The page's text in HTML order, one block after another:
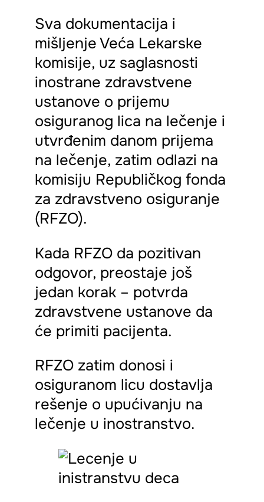
Sva dokumentacija i
mišljenje Veća Lekarske
komisije, uz saglasnosti
inostrane zdravstvene
ustanove o prijemu
osiguranog lica na lečenje i
utvrđenim danom prijema
na lečenje, zatim odlazi na
komisiju Republičkog fonda
za zdravstveno osiguranje
(RFZO).
Kada RFZO da pozitivan
odgovor, preostaje još
jedan korak – potvrda
zdravstvene ustanove da
će primiti pacijenta.
RFZO zatim donosi i
osiguranom licu dostavlja
rešenje o upućivanju na
lečenje u inostranstvo.